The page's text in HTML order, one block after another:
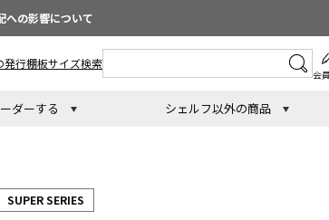
への影響について
発行棚板サイズ検索
会
ダーする シェルフ以外の商品
SUPER SERIES